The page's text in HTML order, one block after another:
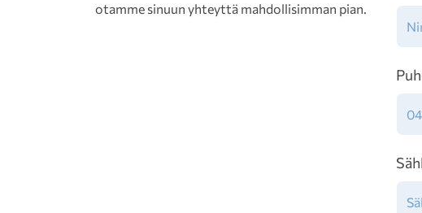
otamme sinuun yhteyttä mahdollisimman pian.